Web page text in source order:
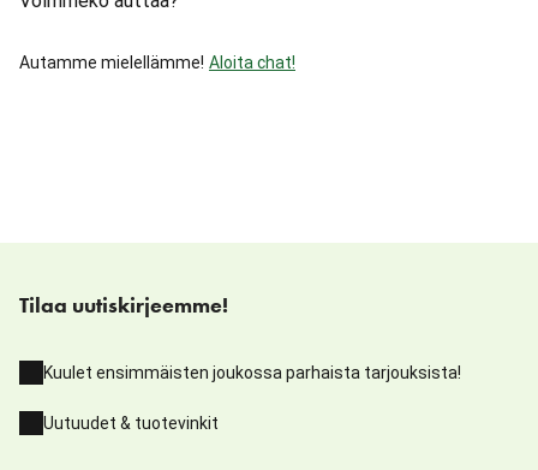
Autamme mielellämme! Aloita chat!
Tilaa uutiskirjeemme!
Kuulet ensimmäisten joukossa parhaista tarjouksista!
Uutuudet & tuotevinkit